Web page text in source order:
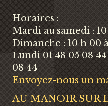
Horaires :
Mardi au samedi :
Dimanche : 10 h 00
Lundi 01 48 05 08
08 44
Envoyez-nous un
AU MANOIR SUR